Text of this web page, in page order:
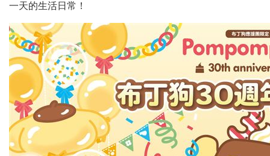
一天的生活日常！